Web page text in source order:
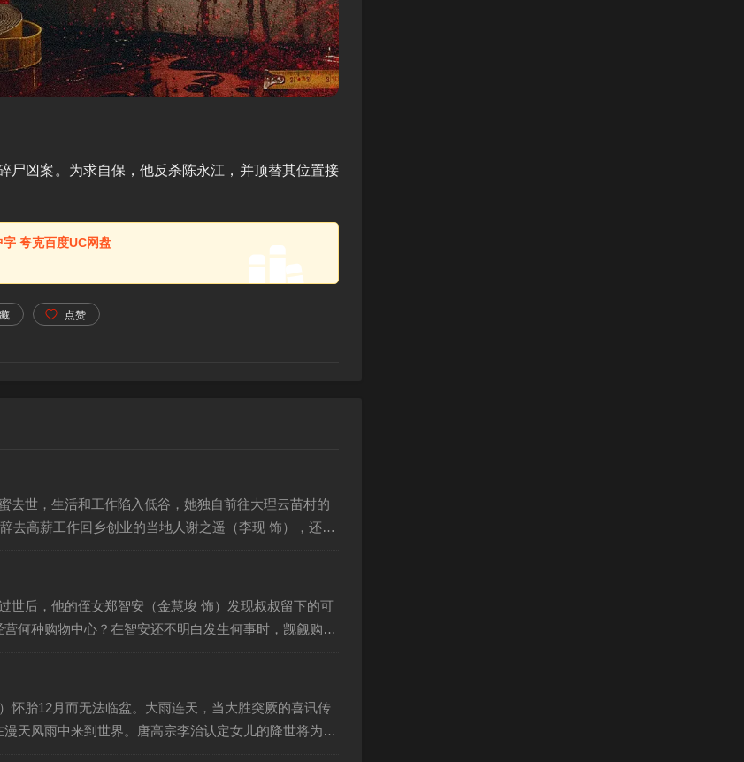
凶案。为求自保，他反杀陈永江，并顶替其位置接
字 夸克百度UC网盘
点赞
去高薪工作回乡创业的当地人谢之遥（李现 饰），还有
何种购物中心？在智安还不明白发生何事时，觊觎购物
天风雨中来到世界。唐高宗李治认定女儿的降世将为天